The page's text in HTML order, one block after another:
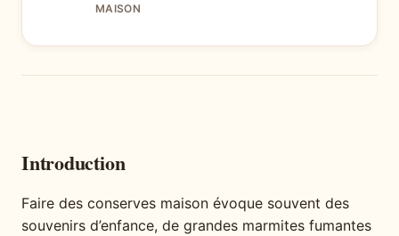
MAISON
Introduction
Faire des conserves maison évoque souvent des
souvenirs d’enfance, de grandes marmites fumantes